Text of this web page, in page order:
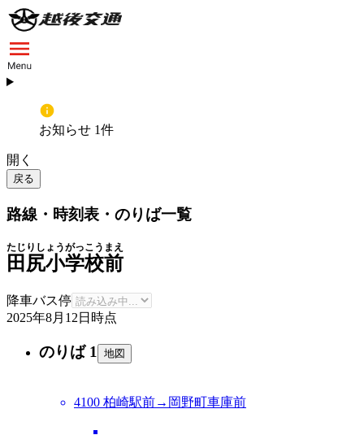
お知らせ 1件
開く
戻る
路線・時刻表・のりば一覧
田尻小学校前
たじりしょうがっこうまえ
降車バス停
2025年8月12日 時点
のりば 1 地図
4100 柏崎駅前→岡野町車庫前